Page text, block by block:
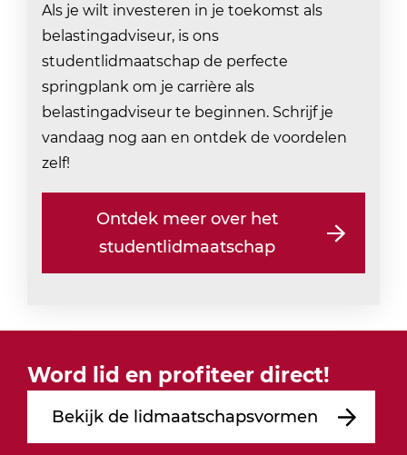
Ontdek meer over het
studentlidmaatschap
Als je wilt investeren in je toekomst als
belastingadviseur, is ons
studentlidmaatschap de perfecte
springplank om je carrière als
belastingadviseur te beginnen. Schrijf je
vandaag nog aan en ontdek de voordelen
zelf!
Word lid en profiteer direct!
Bekijk de lidmaatschapsvormen